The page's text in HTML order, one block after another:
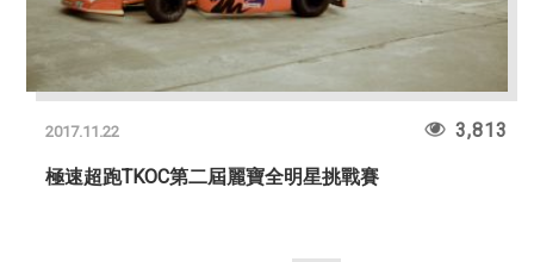
2017.11.22
極速超跑TKOC第二屆麗寶全明星挑戰賽
3,813